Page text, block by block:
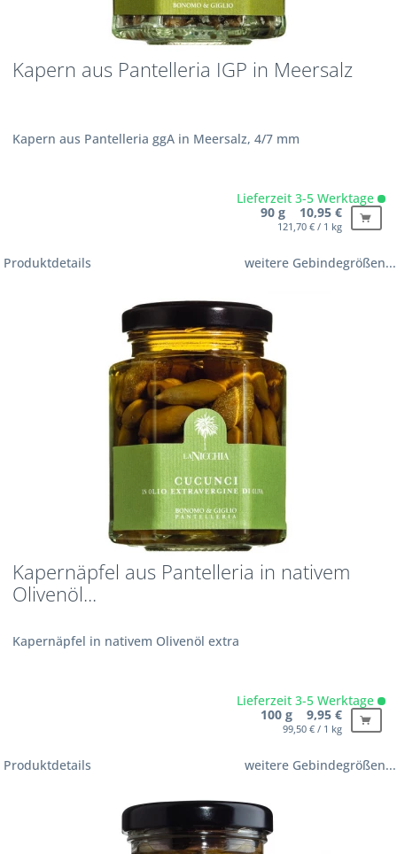
Kapern aus Pantelleria IGP in Meersalz
Kapern aus Pantelleria ggA in Meersalz, 4/7 mm
Lieferzeit 3-5 Werktage
90 g 10,95 €
121,70 € / 1 kg
Produktdetails weitere Gebindegrößen...
Kapernäpfel aus Pantelleria in nativem
Olivenöl...
Kapernäpfel in nativem Olivenöl extra
Lieferzeit 3-5 Werktage
100 g 9,95 €
99,50 € / 1 kg
Produktdetails weitere Gebindegrößen...